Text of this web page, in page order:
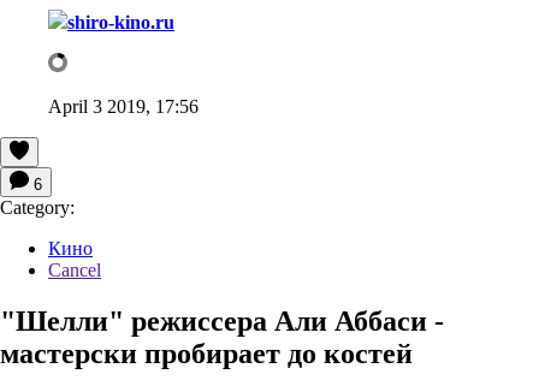
shiro-kino.ru
April 3 2019, 17:56
6
Category:
Кино
Cancel
"Шелли" режиссера Али Аббаси -
мастерски пробирает до костей